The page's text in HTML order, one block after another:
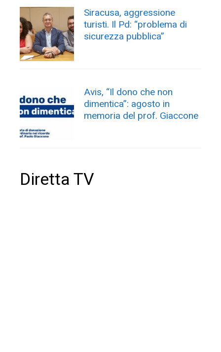
Siracusa, aggressione
turisti. Il Pd: “problema di
sicurezza pubblica”
Avis, “Il dono che non
dimentica”: agosto in
memoria del prof. Giaccone
Diretta TV